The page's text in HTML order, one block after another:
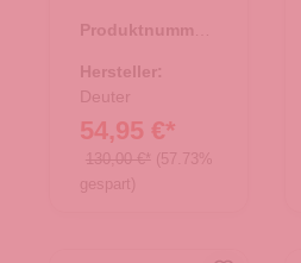
turmeric-ginger
Produktnummer:
Hersteller:
Deuter
54,95 €*
130,00 €* (57.73%
gespart)